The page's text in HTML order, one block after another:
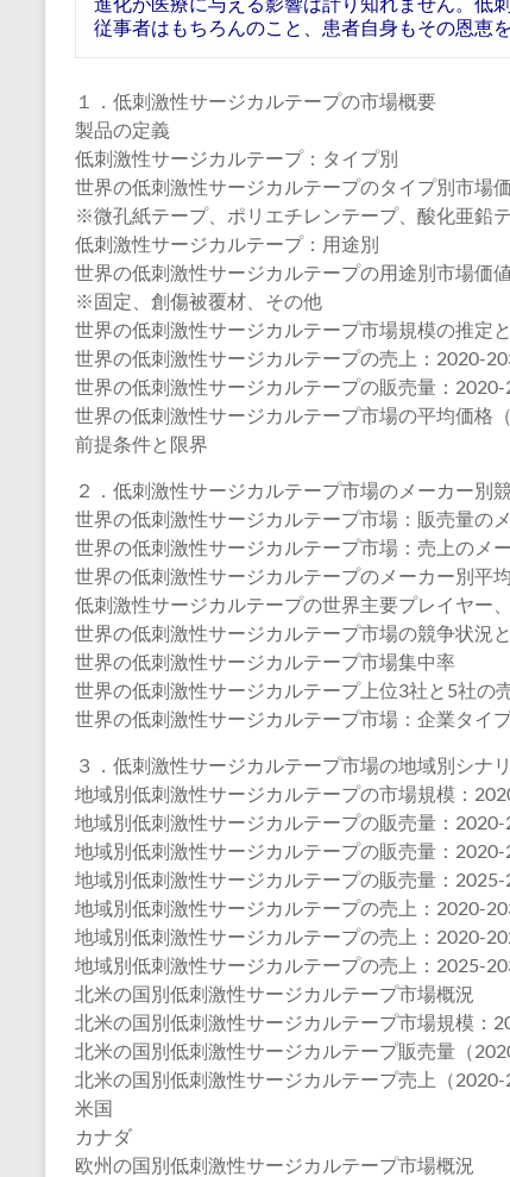
従事者はもちろんのこと、患者自身もその恩恵
１．低刺激性サージカルテープの市場概要
製品の定義
低刺激性サージカルテープ：タイプ別
世界の低刺激性サージカルテープのタイプ別市場
※微孔紙テープ、ポリエチレンテープ、酸化亜鉛
低刺激性サージカルテープ：用途別
世界の低刺激性サージカルテープの用途別市場価
※固定、創傷被覆材、その他
世界の低刺激性サージカルテープ市場規模の推定
世界の低刺激性サージカルテープの売上：2020-
世界の低刺激性サージカルテープの販売量：2020-
世界の低刺激性サージカルテープ市場の平均価格
前提条件と限界
２．低刺激性サージカルテープ市場のメーカー別
世界の低刺激性サージカルテープ市場：販売量の
世界の低刺激性サージカルテープ市場：売上のメ
世界の低刺激性サージカルテープのメーカー別平
低刺激性サージカルテープの世界主要プレイヤー
世界の低刺激性サージカルテープ市場の競争状況
世界の低刺激性サージカルテープ市場集中率
世界の低刺激性サージカルテープ上位3社と5社の
世界の低刺激性サージカルテープ市場：企業タイ
３．低刺激性サージカルテープ市場の地域別シナ
地域別低刺激性サージカルテープの市場規模：
地域別低刺激性サージカルテープの販売量：2020-
地域別低刺激性サージカルテープの販売量：2020-
地域別低刺激性サージカルテープの販売量：2025-
地域別低刺激性サージカルテープの売上：2020-
地域別低刺激性サージカルテープの売上：2020-
地域別低刺激性サージカルテープの売上：2025-
北米の国別低刺激性サージカルテープ市場概況
北米の国別低刺激性サージカルテープ市場規模：
北米の国別低刺激性サージカルテープ販売量（
北米の国別低刺激性サージカルテープ売上（2020-
米国
カナダ
欧州の国別低刺激性サージカルテープ市場概況